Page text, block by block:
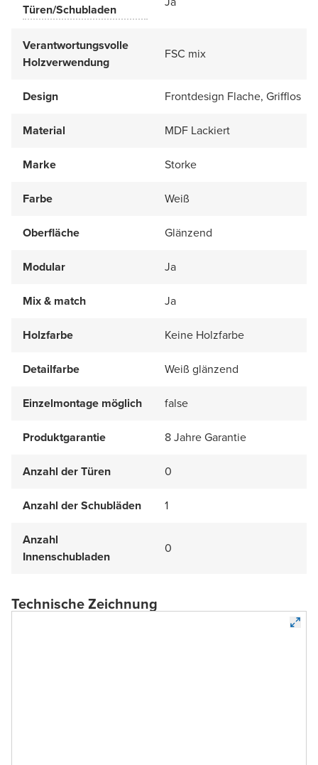
Türen/Schubladen
Verantwortungsvolle
Holzverwendung
FSC mix
Design Frontdesign Flache, Grifflos
Material MDF Lackiert
Marke Storke
Farbe Weiß
Oberfläche Glänzend
Modular Ja
Mix & match Ja
Holzfarbe Keine Holzfarbe
Detailfarbe Weiß glänzend
Einzelmontage möglich false
Produktgarantie 8 Jahre Garantie
Anzahl der Türen 0
Anzahl der Schubläden 1
Anzahl
Innenschubladen
0
Technische Zeichnung